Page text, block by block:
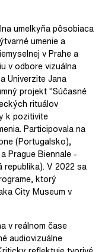
umelkyňa pôsobiaca
umenie a
v Prahe a
v odbore vizuálna
Univerzite Jana
projekt "Súčasné
rituálov
k pozitivite
Participovala na
(Portugalsko),
Prague Biennale -
republika). V 2022 sa
ktorý
City Museum v
v reálnom čase
audiovizuálne